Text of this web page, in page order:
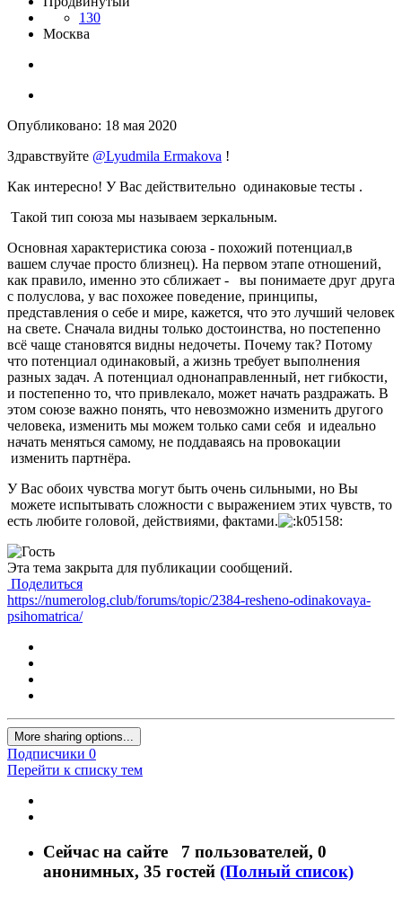
130
Москва
Опубликовано: 18 мая 2020
Здравствуйте @Lyudmila Ermakova !
Как интересно! У Вас действительно одинаковые тесты .
Такой тип союза мы называем зеркальным.
Основная характеристика союза - похожий потенциал,в
вашем случае просто близнец). На первом этапе отношений,
как правило, именно это сближает - вы понимаете друг друга
с полуслова, у вас похожее поведение, принципы,
представления о себе и мире, кажется, что это лучший человек
на свете. Сначала видны только достоинства, но постепенно
всё чаще становятся видны недочеты. Почему так? Потому
что потенциал одинаковый, а жизнь требует выполнения
разных задач. А потенциал однонаправленный, нет гибкости,
и постепенно то, что привлекало, может начать раздражать. В
этом союзе важно понять, что невозможно изменить другого
человека, изменить мы можем только сами себя и идеально
начать меняться самому, не поддаваясь на провокации
изменить партнёра.
У Вас обоих чувства могут быть очень сильными, но Вы
можете испытывать сложности с выражением этих чувств, то
есть любите головой, действиями, фактами.
Эта тема закрыта для публикации сообщений.
Поделиться
https://numerolog.club/forums/topic/2384-resheno-odinakovaya-
psihomatrica/
More sharing options...
Подписчики 0
Перейти к списку тем
Сейчас на сайте 7 пользователей, 0
анонимных, 35 гостей (Полный список)